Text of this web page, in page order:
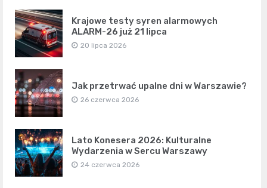
Krajowe testy syren alarmowych
ALARM-26 już 21 lipca
20 lipca 2026
Jak przetrwać upalne dni w Warszawie?
26 czerwca 2026
Lato Konesera 2026: Kulturalne
Wydarzenia w Sercu Warszawy
24 czerwca 2026